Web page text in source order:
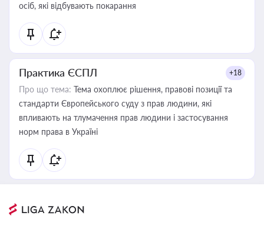
осіб, які відбувають покарання
Практика ЄСПЛ +18
Про що тема: Тема охоплює рішення, правові позиції та
стандарти Європейського суду з прав людини, які
впливають на тлумачення прав людини і застосування
норм права в Україні